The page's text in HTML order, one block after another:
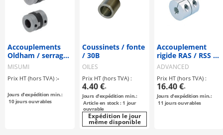
Accouplements
Oldham / serrage
par vis sans tête,
clavette / 1
rondelle : CFK /
MISUMI
Prix HT (hors TVA) :-
Jours d'expédition min.:
10jours ouvrables
Coussinets / fonte
/ 30B
OILES
Prix HT (hors TVA) :
4.40 €-
Jours d'expédition min.:
Article en stock : 1 jour
ouvrable
Expédition le jour
même disponible
Accouplement
rigide RAS / RSS /
RAC / RSC
ADVANCED
Prix HT (hors TVA) :
16.40 €-
Jours d'expédition min.:
11 jours ouvrables